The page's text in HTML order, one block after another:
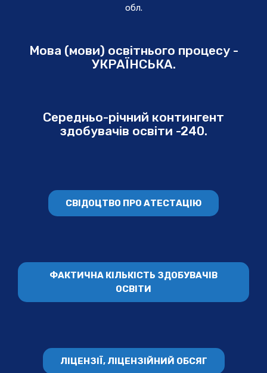
обл.
Мова (мови) освітнього процесу -
УКРАЇНСЬКА.
Середньо-річний контингент
здобувачів освіти -240.
СВІДОЦТВО ПРО АТЕСТАЦІЮ
ФАКТИЧНА КІЛЬКІСТЬ ЗДОБУВАЧІВ
ОСВІТИ
ЛІЦЕНЗІЇ, ЛІЦЕНЗІЙНИЙ ОБСЯГ